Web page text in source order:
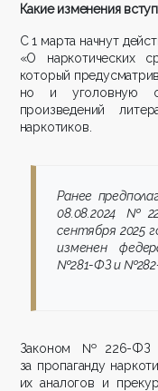
Какие изменения
С 1 марта начнут
«О наркотических
который
но и уголовную
произведений
наркотиков.
Ранее
08.08.2024
сентября 2025
изменен
№281-ФЗ и
Законом №226-ФЗ
за пропаганду
их аналогов и